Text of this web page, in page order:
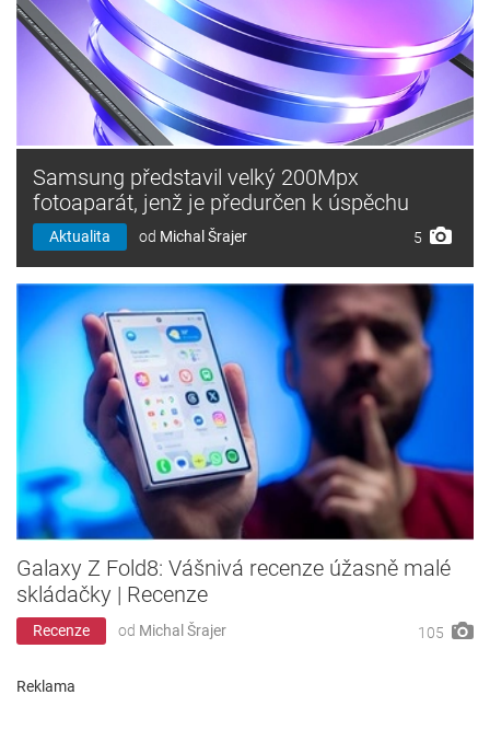
Samsung představil velký 200Mpx
fotoaparát, jenž je předurčen k úspěchu
Aktualita od Michal Šrajer 5
Galaxy Z Fold8: Vášnivá recenze úžasně malé
skládačky | Recenze
Recenze od Michal Šrajer 105
Reklama